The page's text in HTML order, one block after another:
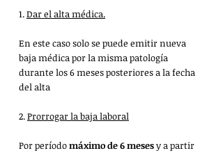
1. Dar el alta médica.
En este caso solo se puede emitir nueva
baja médica por la misma patología
durante los 6 meses posteriores a la fecha
del alta
2. Prorrogar la baja laboral
Por período máximo de 6 meses y a partir